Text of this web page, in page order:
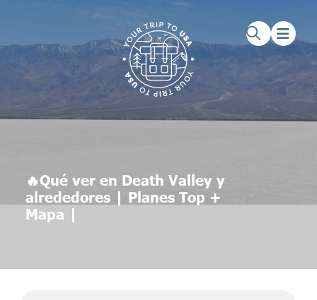
Saltar al contenido principal
Saltar al pie de página
🔥Qué ver en Death Valley y
alrededores | Planes Top +
Mapa |